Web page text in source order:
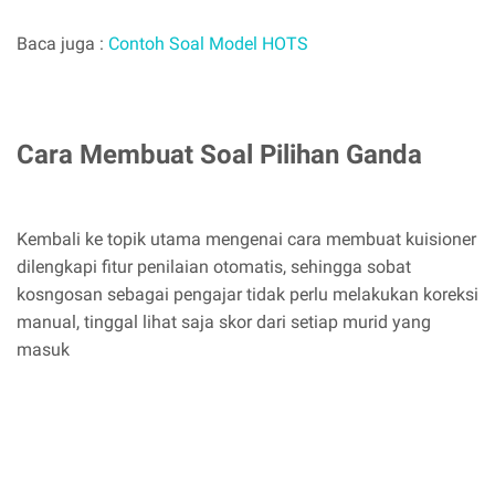
Baca juga : Contoh Soal Model HOTS
Cara Membuat Soal Pilihan Ganda
Kembali ke topik utama mengenai cara membuat kuisioner
dilengkapi fitur penilaian otomatis, sehingga sobat
kosngosan sebagai pengajar tidak perlu melakukan koreksi
manual, tinggal lihat saja skor dari setiap murid yang
masuk